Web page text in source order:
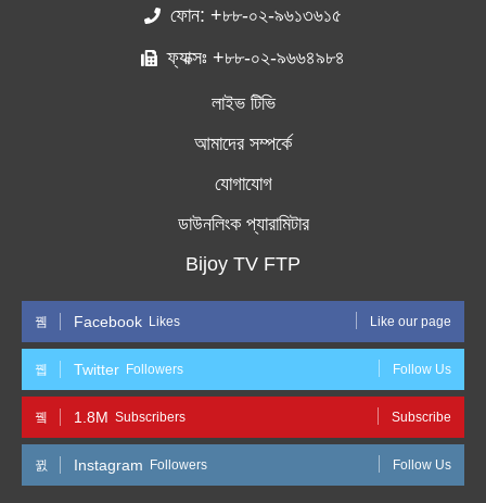
ফোন: +৮৮-০২-৯৬১৩৬১৫
ফ্যাক্সঃ +৮৮-০২-৯৬৬৪৯৮৪
লাইভ টিভি
আমাদের সম্পর্কে
যোগাযোগ
ডাউনলিংক প্যারামিটার
Bijoy TV FTP
Facebook Likes Like our page
Twitter Followers Follow Us
1.8M Subscribers Subscribe
Instagram Followers Follow Us